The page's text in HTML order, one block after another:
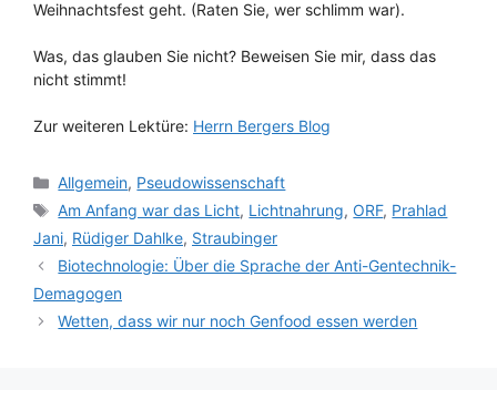
Weihnachtsfest geht. (Raten Sie, wer schlimm war).
Was, das glauben Sie nicht? Beweisen Sie mir, dass das
nicht stimmt!
Zur weiteren Lektüre: Herrn Bergers Blog
Kategorien
Allgemein, Pseudowissenschaft
Schlagwörter
Am Anfang war das Licht, Lichtnahrung,ORF, Prahlad
Jani, Rüdiger Dahlke, Straubinger
Biotechnologie: Über die Sprache der Anti-Gentechnik-
Demagogen
Wetten, dass wir nur noch Genfood essen werden